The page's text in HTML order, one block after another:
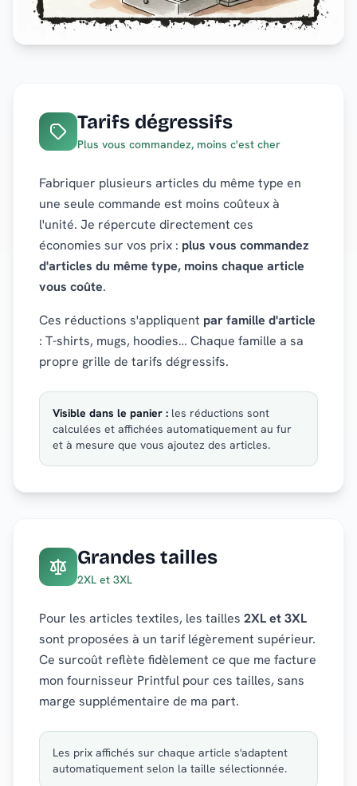
Tarifs dégressifs
Plus vous commandez, moins c'est cher
Fabriquer plusieurs articles du même type en
une seule commande est moins coûteux à
l'unité. Je répercute directement ces
économies sur vos prix : plus vous commandez
d'articles du même type, moins chaque article
vous coûte.
Ces réductions s'appliquent par famille d'article
: T-shirts, mugs, hoodies… Chaque famille a sa
propre grille de tarifs dégressifs.
Visible dans le panier : les réductions sont
calculées et affichées automatiquement au fur
et à mesure que vous ajoutez des articles.
Grandes tailles
2XL et 3XL
Pour les articles textiles, les tailles 2XL et 3XL
sont proposées à un tarif légèrement supérieur.
Ce surcoût reflète fidèlement ce que me facture
mon fournisseur Printful pour ces tailles, sans
marge supplémentaire de ma part.
Les prix affichés sur chaque article s'adaptent
automatiquement selon la taille sélectionnée.